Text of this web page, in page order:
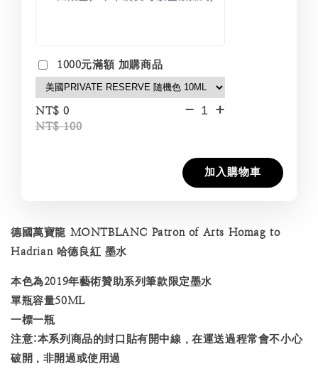
1000元滿額 加購商品
NT$ 0
NT$ 100
- +
加入購物車
德國萬寶龍 MONTBLANC Patron of Arts Homag to
Hadrian 哈德良紅 墨水
本色為2019年藝術贊助系列筆款限定墨水
單瓶容量50ML
一標一瓶
注意:本系列商品的封口貼有開中線，在運送過程常會不小心
破開，非開過或使用過